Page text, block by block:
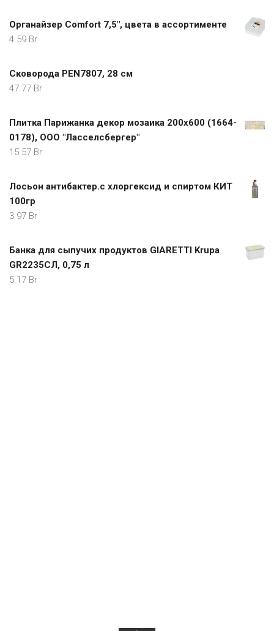
Органайзер Comfort 7,5", цвета в ассортименте
4.59 Br
Сковорода PEN7807, 28 см
47.77 Br
Плитка Парижанка декор мозаика 200х600 (1664-
0178), ООО "Ласселсбергер"
15.57 Br
Лосьон антибактер.с хлоргексид и спиртом КИТ
100гр
3.97 Br
Банка для сыпучих продуктов GIARETTI Krupa
GR2235СЛ, 0,75 л
5.17 Br